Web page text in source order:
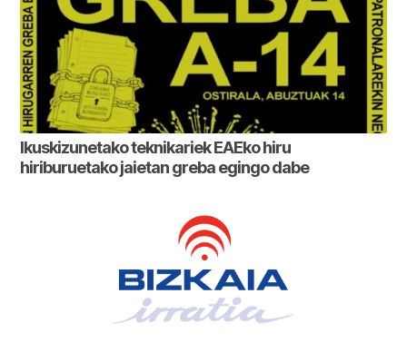
Ikuskizunetako teknikariek EAEko hiru
hiriburuetako jaietan greba egingo dabe